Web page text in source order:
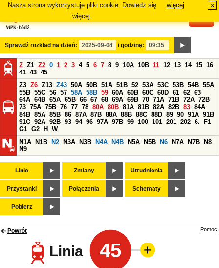
Nasza strona wykorzystuje pliki cookie. Dowiedz się
więcej.
więcej x
Sprawdź rozkład na dzień: i godzinę:
Z Z1 Z2 0 1 2 3 4 5 6 7 8 9 10A 10B 11 12 13 14 15 16
41 43 45
Z3 Z6 Z13 Z43 50A 50B 51A 51B 52 53A 53C 53B 54B 55A
55B 55C 56 57 58A 58B 59 60A 60B 60C 60D 61 62 63
64A 64B 65A 65B 66 67 68 69A 69B 70 71A 71B 72A 72B
73 75A 75B 76 77 78 80A 80B 81A 81B 82A 82B 83 84A
84B 85A 85B 86 87A 87B 88A 88B 88C 88D 89 90 91A 91B
91C 92A 92B 93 94 96 97A 97B 99 100 101 201 202 6.
F1
G1 G2 H
W
N1A
N1B N2 N3A N3B N4A N4B N5A N5B N6 N7A N7B
N8
N9
Linie Zmiany Utrudnienia
Przystanki Połączenia Schematy
Pobierz
Powrót
Linia 45
Pomoc